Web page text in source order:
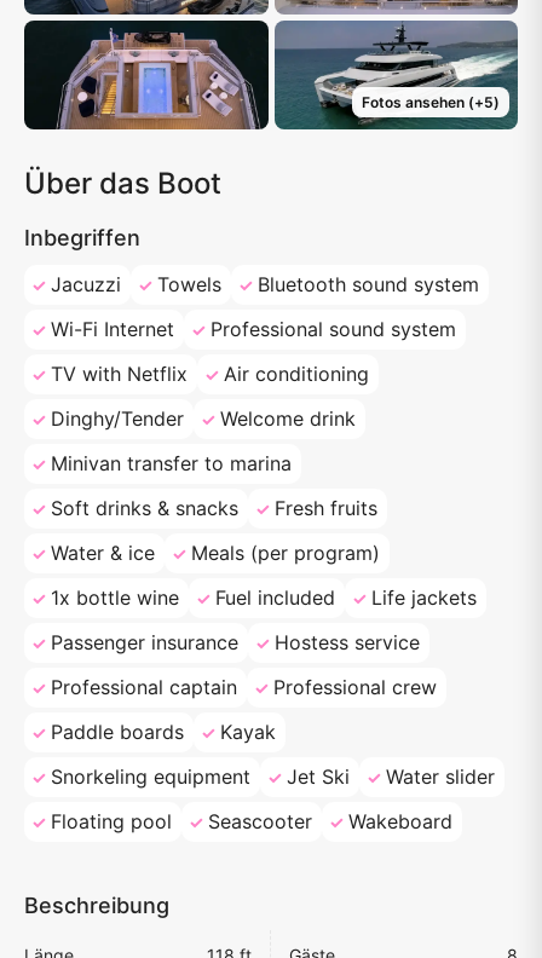
Fotos ansehen(+5)
Über das Boot
Inbegriffen
Jacuzzi Towels
Bluetooth sound system
Wi-Fi Internet
Professional sound system
TV with Netflix
Air conditioning
Dinghy/Tender
Welcome drink
Minivan transfer to marina
Soft drinks & snacks
Fresh fruits
Water & ice
Meals (per program)
1x bottle wine
Fuel included
Life jackets
Passenger insurance
Hostess service
Professional captain
Professional crew
Paddle boards
Kayak
Snorkeling equipment
Jet Ski
Water slider
Floating pool
Seascooter Wakeboard
Beschreibung